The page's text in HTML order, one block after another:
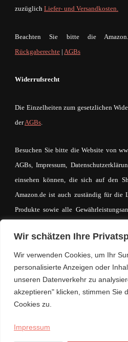
Wir schätzen Ihre
Wir verwenden Cookies, um Ihr
personalisierte Anzeigen oder
unseren Datenverkehr zu
akzeptieren" klicken, stimmen Sie
Cookies zu.
Impressum
zuzüglich Liefer- und Versandkosten.
Beachten Sie bitte die
Rückgaberechte | AGBs
Widerrufsrecht
Die Einzelheiten zum gesetzlichen
derAGBs
Besuchen Sie bitte die Website von
AGBs, Impressum,
einsehen können, die sich auf den
Amazon.de ist auch zuständig für die
Produkte sowie alle
Irrtümer sind vorbehalten. Der
macht sich den Inhalt des IFrames
eventuell zustande kommende
Kaufabwicklung läuft ausschließlich